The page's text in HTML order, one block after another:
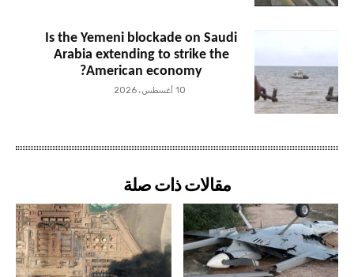
Is the Yemeni blockade on Saudi
Arabia extending to strike the
American economy?
10 أغسطس، 2026
مقالات ذات صلة